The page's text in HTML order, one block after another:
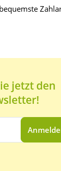
jetzt den